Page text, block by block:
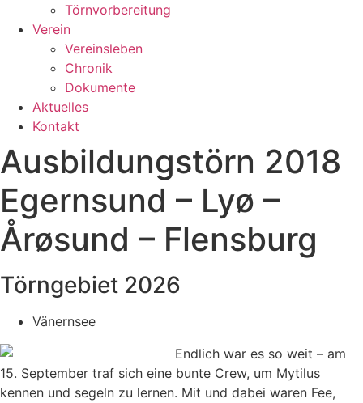
Törnvorbereitung
Verein
Vereinsleben
Chronik
Dokumente
Aktuelles
Kontakt
Ausbildungstörn 2018
Egernsund – Lyø –
Årøsund – Flensburg
Törngebiet 2026
Vänernsee
Endlich war es so weit – am
15. September traf sich eine bunte Crew, um Mytilus
kennen und segeln zu lernen. Mit und dabei waren Fee,